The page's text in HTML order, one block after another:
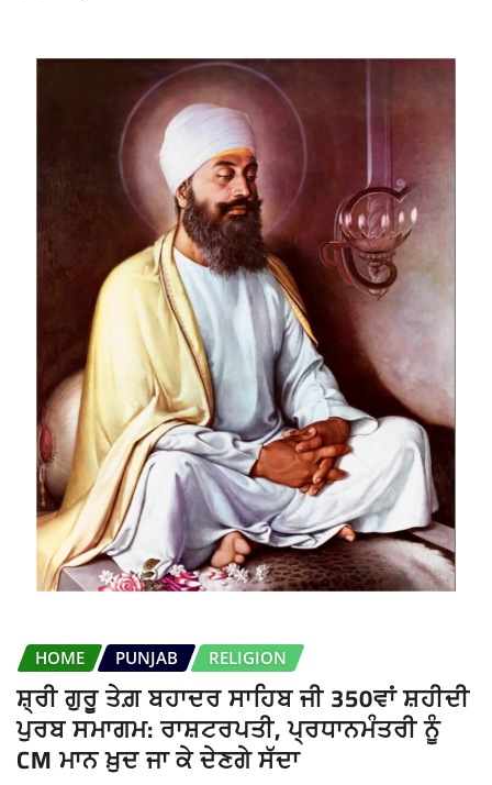
HOME PUNJAB RELIGION
ਸ਼੍ਰੀ ਗੁਰੂ ਤੇਗ਼ ਬਹਾਦਰ ਸਾਹਿਬ ਜੀ 350ਵਾਂ ਸ਼ਹੀਦੀ
ਪੁਰਬ ਸਮਾਗਮ: ਰਾਸ਼ਟਰਪਤੀ, ਪ੍ਰਧਾਨਮੰਤਰੀ ਨੂੰ
CM ਮਾਨ ਖ਼ੁਦ ਜਾ ਕੇ ਦੇਣਗੇ ਸੱਦਾ